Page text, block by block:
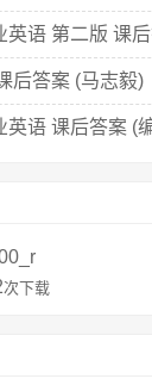
英语 第二版 课
后答案 (马志毅)
英语 课后答案 (
次下载